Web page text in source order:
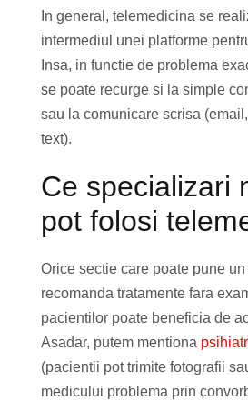
In general, telemedicina se
intermediul unei platforme
Insa, in functie de problema
se poate recurge si la simple
sau la comunicare scrisa
text).
Ce specializari
pot folosi
Orice sectie care poate pune
recomanda tratamente fara
pacientilor poate beneficia de
Asadar, putem mentiona
(pacientii pot trimite fotografii
medicului problema prin